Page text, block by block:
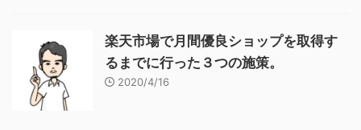
楽天市場で月間優良ショップを取得す
るまでに行った３つの施策。
2020/4/16